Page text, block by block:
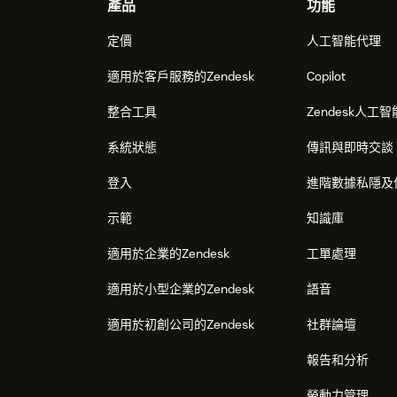
Footer產品
定價
適用於客戶服務的Zendesk
整合工具
系統狀態
登入
示範
適用於企業的Zendesk
適用於小型企業的Zendesk
適用於初創公司的Zendesk
功能
人工智能代理
Copilot
Zendesk人工智
傳訊與即時交談
進階數據私隱及
知識庫
工單處理
語音
社群論壇
報告和分析